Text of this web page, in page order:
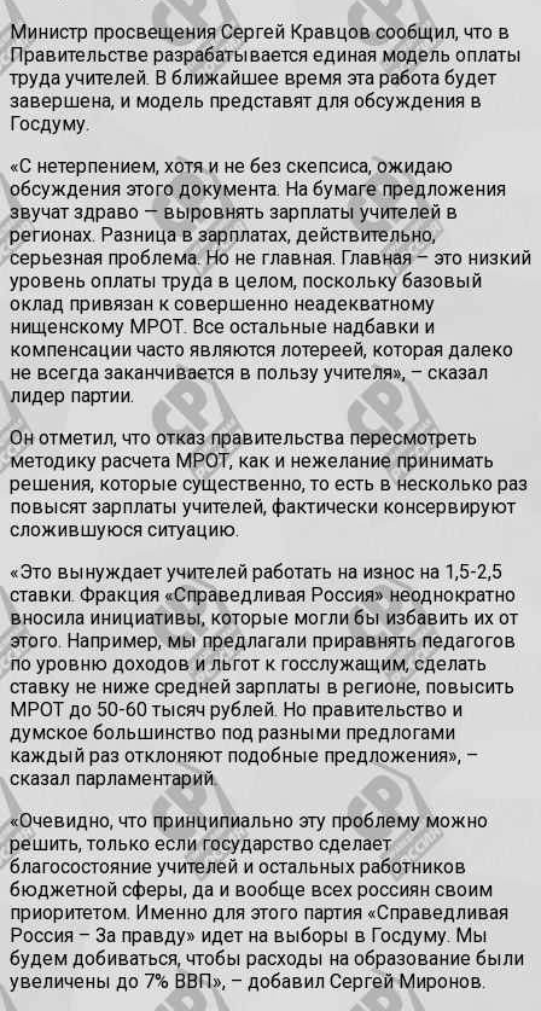
Министр просвещения Сергей Кравцов сообщил, что в
Правительстве разрабатывается единая модель оплаты
труда учителей. В ближайшее время эта работа будет
завершена, и модель представят для обсуждения в
Госдуму.
«С нетерпением, хотя и не без скепсиса, ожидаю
обсуждения этого документа. На бумаге предложения
звучат здраво — выровнять зарплаты учителей в
регионах. Разница в зарплатах, действительно,
серьезная проблема. Но не главная. Главная – это низкий
уровень оплаты труда в целом, поскольку базовый
оклад привязан к совершенно неадекватному
нищенскому МРОТ. Все остальные надбавки и
компенсации часто являются лотереей, которая далеко
не всегда заканчивается в пользу учителя», – сказал
лидер партии.
Он отметил, что отказ правительства пересмотреть
методику расчета МРОТ, как и нежелание принимать
решения, которые существенно, то есть в несколько раз
повысят зарплаты учителей, фактически консервируют
сложившуюся ситуацию.
«Это вынуждает учителей работать на износ на 1,5-2,5
ставки. Фракция «Справедливая Россия» неоднократно
вносила инициативы, которые могли бы избавить их от
этого. Например, мы предлагали приравнять педагогов
по уровню доходов и льгот к госслужащим, сделать
ставку не ниже средней зарплаты в регионе, повысить
МРОТ до 50-60 тысяч рублей. Но правительство и
думское большинство под разными предлогами
каждый раз отклоняют подобные предложения», –
сказал парламентарий.
«Очевидно, что принципиально эту проблему можно
решить, только если государство сделает
благосостояние учителей и остальных работников
бюджетной сферы, да и вообще всех россиян своим
приоритетом. Именно для этого партия «Справедливая
Россия – За правду» идет на выборы в Госдуму. Мы
будем добиваться, чтобы расходы на образование были
увеличены до 7% ВВП», – добавил Сергей Миронов.